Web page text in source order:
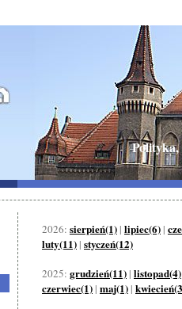
2026: sierpień(1) | lipiec(6) |
luty(11) | styczeń(12)
2025: grudzień(11) | listopad(4)
czerwiec(1) | maj(1) |